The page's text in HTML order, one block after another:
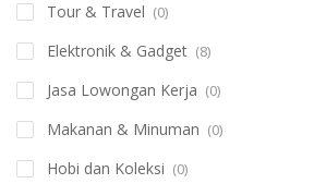
Tour & Travel (0)
Elektronik & Gadget (8)
Jasa Lowongan Kerja (0)
Makanan & Minuman (0)
Hobi dan Koleksi (0)